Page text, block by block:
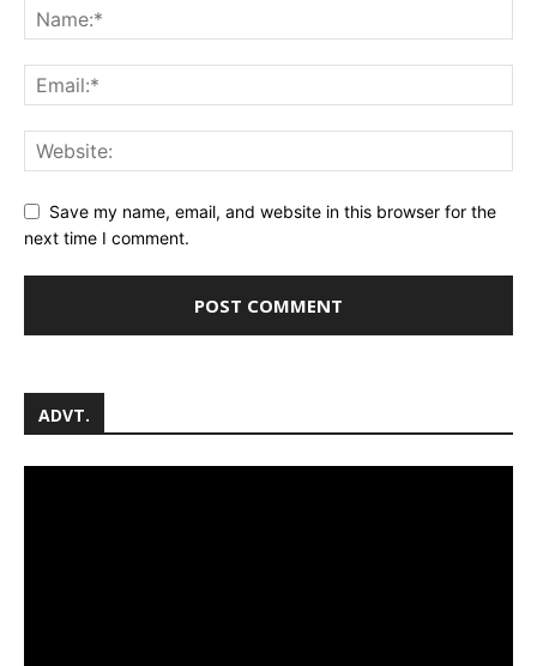
Save my name, email, and website in this browser for the
next time I comment.
ADVT.